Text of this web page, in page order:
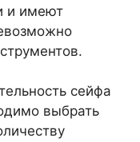
и имеют
сейфа
выбрать